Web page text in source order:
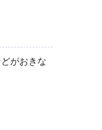
がおきな